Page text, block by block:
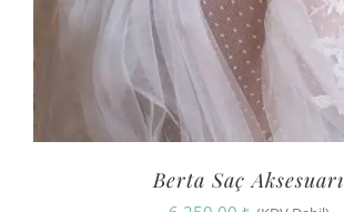
Berta Saç Aksesuarı